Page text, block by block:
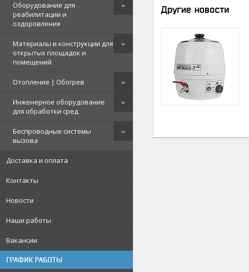
Оборудование для
реабилитации и
оздоровления
Материалы и конструкции для
открытых площадок и
помещений
Отопление | Обогрев
Инженерное оборудование
для обработки сред
Беспроводные системы
вызова
Доставка и оплата
Контакты
Новости
Наши работы
Вакансии
ГРАФИК РАБОТЫ
Другие новости